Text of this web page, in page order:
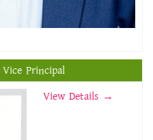
Principal
View Details →